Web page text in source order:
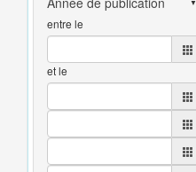
entre le
et le